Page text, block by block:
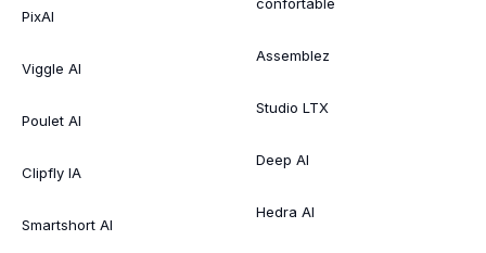
PixAI
Viggle AI
Poulet AI
Clipfly IA
Smartshort AI
Assemblez
Studio LTX
Deep AI
Hedra AI